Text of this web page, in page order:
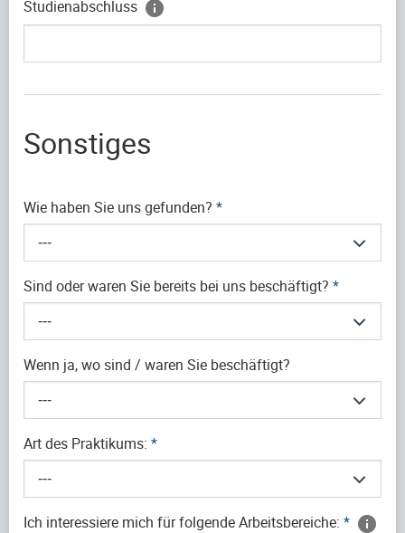
Studienabschluss
Sonstiges
Wie haben Sie uns gefunden? *
---
Sind oder waren Sie bereits bei uns beschäftigt? *
---
Wenn ja, wo sind / waren Sie beschäftigt?
---
Art des Praktikums: *
---
Ich interessiere mich für folgende Arbeitsbereiche: *